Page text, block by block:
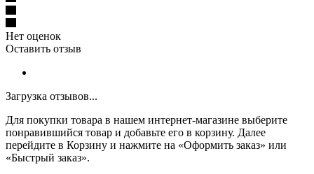
Нет оценок
Оставить отзыв
Загрузка отзывов...
Для покупки товара в нашем интернет-магазине выберите
понравившийся товар и добавьте его в корзину. Далее
перейдите в Корзину и нажмите на «Оформить заказ» или
«Быстрый заказ».